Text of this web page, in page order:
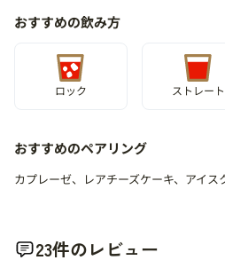
おすすめの飲み方
ロック ストレート
おすすめのペアリング
カプレーゼ、レアチーズケーキ、アイス
23件のレビュー